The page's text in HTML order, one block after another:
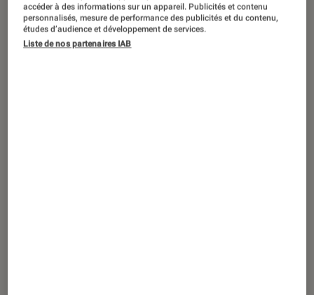
Ailefroide, Altitude 3 954, une bande
dessinée qui atteint des sommets !
Livres / BD • 10 déc. 2018
accéder à des informations sur un appareil. Publicités et contenu
personnalisés, mesure de performance des publicités et du contenu,
études d’audience et développement de services.
Liste de nos partenaires IAB